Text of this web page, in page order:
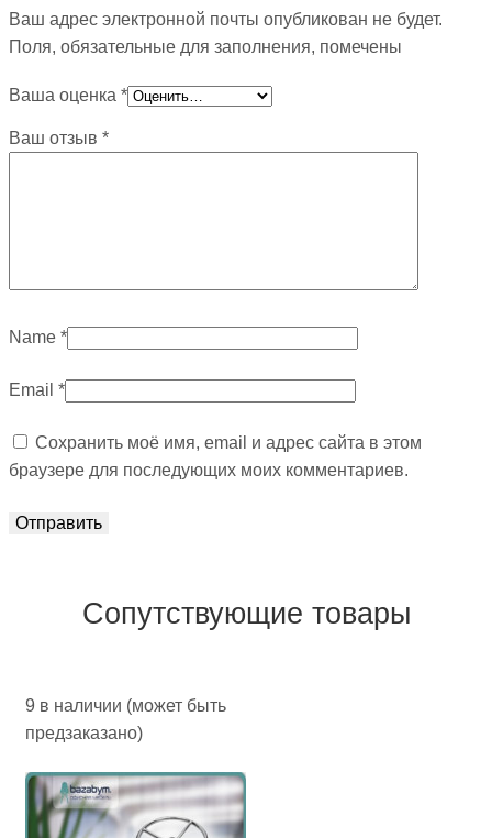
Ваш адрес электронной почты опубликован не будет.
Поля, обязательные для заполнения, помечены
Ваша оценка *
Ваш отзыв *
Name *
Email *
Сохранить моё имя, email и адрес сайта в этом
браузере для последующих моих комментариев.
Сопутствующие товары
9 в наличии (может быть
предзаказано)